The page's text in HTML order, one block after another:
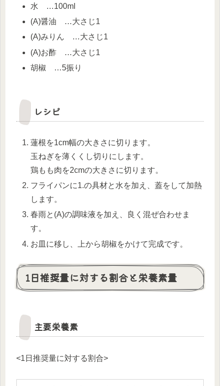
水 …100ml
(A)醤油 …大さじ1
(A)みりん …大さじ1
(A)お酢 …大さじ1
胡椒 …5振り
レシピ
蓮根を1cm幅の大きさに切ります。
玉ねぎを薄くくし切りにします。
鶏もも肉を2cmの大きさに切ります。
フライパンに1.の具材と水を加え、蓋をして加熱
します。
春雨と(A)の調味液を加え、良く混ぜ合わせま
す。
お皿に移し、上から胡椒をかけて完成です。
1日推奨量に対する割合と栄養素量
主要栄養素
<1日推奨量に対する割合>